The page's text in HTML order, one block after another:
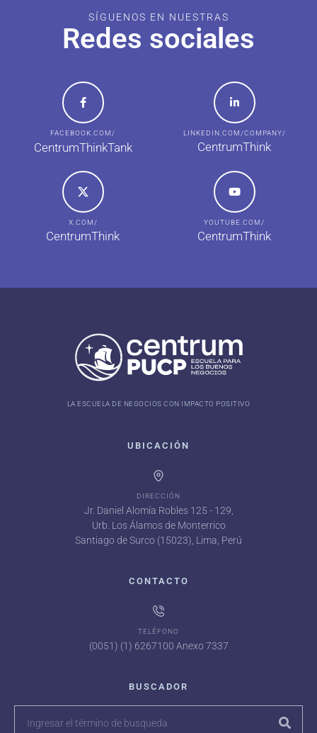
SÍGUENOS EN NUESTRAS
Redes sociales
FACEBOOK.COM/
CentrumThinkTank
LINKEDIN.COM/COMPANY/
CentrumThink
X.COM/
CentrumThink
YOUTUBE.COM/
CentrumThink
LA ESCUELA DE NEGOCIOS CON IMPACTO POSITIVO
UBICACIÓN
DIRECCIÓN
Jr. Daniel Alomía Robles 125 - 129,
Urb. Los Álamos de Monterrico
Santiago de Surco (15023), Lima, Perú
CONTACTO
TELÉFONO
(0051) (1) 6267100 Anexo 7337
BUSCADOR